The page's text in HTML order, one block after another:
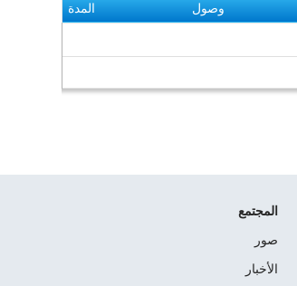
وصول المدة
المجتمع
صور
الأخبار